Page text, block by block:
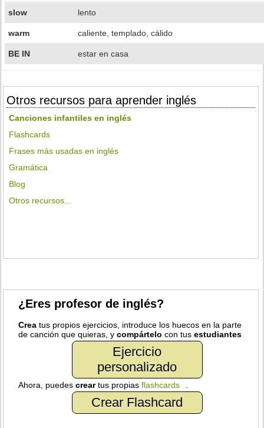
slow lento
warm caliente, templado, cálido
BE IN estar en casa
Otros recursos para aprender inglés
Canciones infantiles en inglés
Flashcards
Frases más usadas en inglés
Gramática
Blog
Otros recursos...
¿Eres profesor de inglés?
Crea tus propios ejercicios, introduce los huecos en la parte
de canción que quieras, ycompártelo con tusestudiantes
Ejercicio
personalizado
Ahora, puedescreartus propiasflashcards
Crear Flashcard